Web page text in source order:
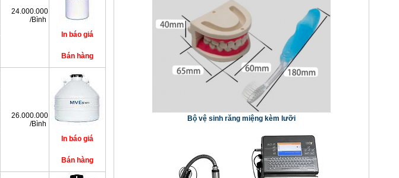
24.000.000
/Bình
26.000.000
/Bình
Bộ vệ sinh răng miệng kèm lưỡi